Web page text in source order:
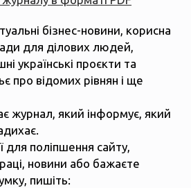
бізнес-новини, корисна
для ділових людей,
українські проєкти та
про відомих рівнян і ще
журнал, який інформує, який
для поліпшення сайту,
новини або бажаєте
пишіть: